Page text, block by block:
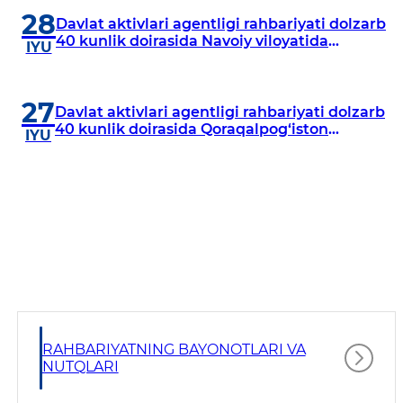
28
IYU
Davlat aktivlari agentligi rahbariyati dolzarb
40 kunlik doirasida Navoiy viloyatida
27
IYU
Davlat aktivlari agentligi rahbariyati dolzarb
40 kunlik doirasida Qoraqalpog‘iston
RAHBARIYATNING BAYONOTLARI VA
NUTQLARI